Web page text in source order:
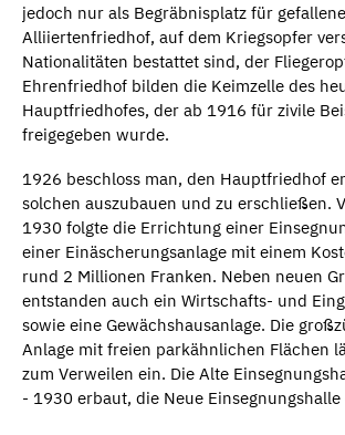
jedoch nur als Begräbnisplatz für
Alliiertenfriedhof, auf dem Kriegsopfer
Nationalitäten bestattet sind, der
Ehrenfriedhof bilden die Keimzelle des
Hauptfriedhofes, der ab 1916 für zivile
freigegeben wurde.
1926 beschloss man, den Hauptfriedhof
solchen auszubauen und zu erschließen.
1930 folgte die Errichtung einer
einer Einäscherungsanlage mit einem
rund 2 Millionen Franken. Neben neuen
entstanden auch ein Wirtschafts- und
sowie eine Gewächshausanlage. Die
Anlage mit freien parkähnlichen Flächen
zum Verweilen ein. Die Alte
- 1930 erbaut, die Neue